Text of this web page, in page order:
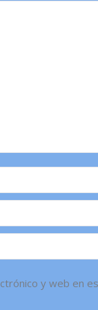
y web en